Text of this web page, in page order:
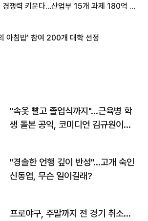
경쟁력 키운다…산업부 15개 과제 180억 지
아침밥' 참여 200개 대학 선정
"속옷 빨고 졸업식까지"…근육병 학
생 돌본 공익, 코미디언 김규원이었
"경솔한 언행 깊이 반성"…고개 숙인
신동엽, 무슨 일이길래?
프로야구, 주말까지 전 경기 취소…